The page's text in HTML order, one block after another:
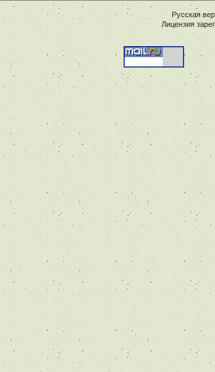
Русская
Лицензия